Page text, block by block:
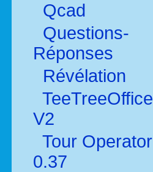
Qcad
Questions-
Réponses
Révélation
TeeTreeOffice
V2
Tour Operator
0.37